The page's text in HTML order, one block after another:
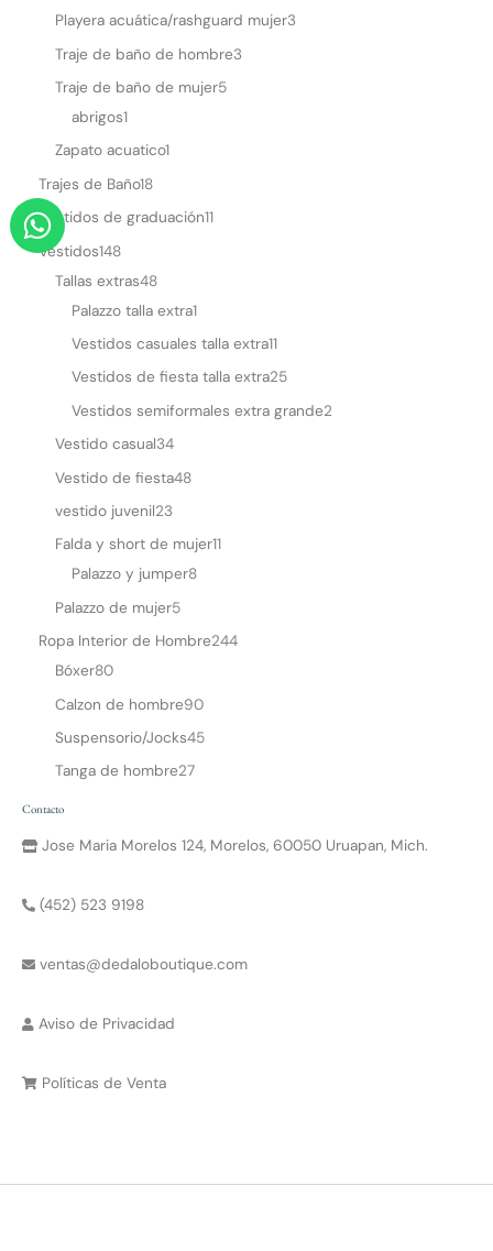
W
h
p
Playera acuática/rashguard mujer3
Traje de baño de hombre3
Traje de baño de mujer5
abrigos1
Zapato acuatico1
Trajes de Baño18
Vestidos de graduación11
Vestidos148
Tallas extras48
Palazzo talla extra1
Vestidos casuales talla extra11
Vestidos de fiesta talla extra25
Vestidos semiformales extra grande2
Vestido casual34
Vestido de fiesta48
vestido juvenil23
Falda y short de mujer11
Palazzo y jumper8
Palazzo de mujer5
Ropa Interior de Hombre244
Bóxer80
Calzon de hombre90
Suspensorio/Jocks45
Tanga de hombre27
Contacto
Jose Maria Morelos 124, Morelos, 60050 Uruapan, Mich.
(452) 523 9198
ventas@dedaloboutique.com
Aviso de Privacidad
Políticas de Venta